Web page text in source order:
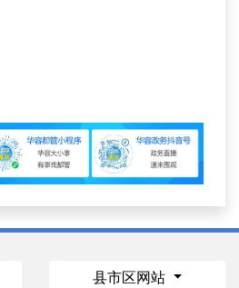
县市区网站